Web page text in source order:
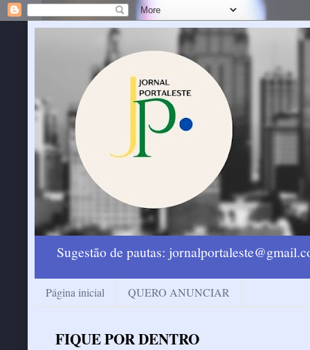
Sugestão de pautas:
Página inicial QUERO ANUNCIAR
FIQUE POR DENTRO